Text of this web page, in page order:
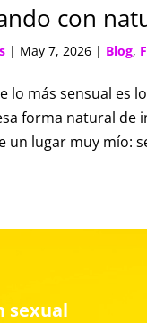
con
| May 7, 2026 | Blog,
lo más sensual es
forma natural
un lugar muy mío:
sexual